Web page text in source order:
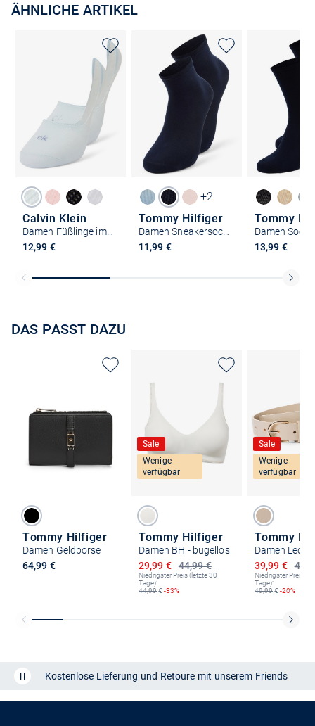
ÄHNLICHE ARTIKEL
Calvin Klein
Damen Füßlinge im 2er-Pack
12,99 €
+2
Tommy Hilfiger
11,99 €
Tommy
13,99 €
DAS PASST DAZU
Tommy Hilfiger
Damen Geldbörse
64,99 €
Sale
Wenige
verfügbar
Tommy Hilfiger
Damen BH - bügellos
44,99 €
Ermäßigter Preis
29,99 €
Niedrigster Preis (letzte 30
Tage):
44,99€ -33%
Sale
Wenige
verfügbar
Tommy
Damen
Ermäßigter
39,99 €
Niedrigster Preis
Tage):
49,99€ -20%
Kostenlose Lieferung und Retoure mit unserem Friends
CLUB